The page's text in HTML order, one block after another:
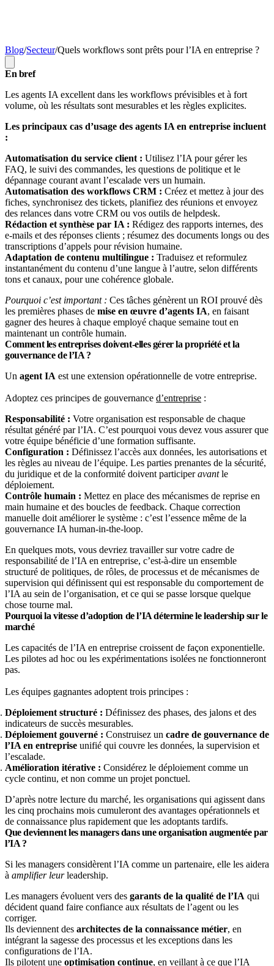
Blog/Secteur/Quels workflows sont prêts pour l’IA en entreprise ?
En bref
Les agents IA excellent dans les workflows prévisibles et à fort
volume, où les résultats sont mesurables et les règles explicites.
Les principaux cas d’usage des agents IA en entreprise incluent
:
Automatisation du service client : Utilisez l’IA pour gérer les
FAQ, le suivi des commandes, les questions de politique et le
dépannage courant avant l’escalade vers un humain.
Automatisation des workflows CRM : Créez et mettez à jour des
fiches, synchronisez des tickets, planifiez des réunions et envoyez
des relances dans votre CRM ou vos outils de helpdesk.
Rédaction et synthèse par IA : Rédigez des rapports internes, des
e-mails et des réponses clients ; résumez des documents longs ou des
transcriptions d’appels pour révision humaine.
Adaptation de contenu multilingue : Traduisez et reformulez
instantanément du contenu d’une langue à l’autre, selon différents
tons et canaux, pour une cohérence globale.
Pourquoi c’est important : Ces tâches génèrent un ROI prouvé dès
les premières phases de mise en œuvre d’agents IA, en faisant
gagner des heures à chaque employé chaque semaine tout en
maintenant un contrôle humain.
Comment les entreprises doivent-elles gérer la propriété et la
gouvernance de l’IA ?
Un agent IA est une extension opérationnelle de votre entreprise.
Adoptez ces principes de gouvernance d’entreprise :
Responsabilité : Votre organisation est responsable de chaque
résultat généré par l’IA. C’est pourquoi vous devez vous assurer que
votre équipe bénéficie d’une formation suffisante.
Configuration : Définissez l’accès aux données, les autorisations et
les règles au niveau de l’équipe. Les parties prenantes de la sécurité,
du juridique et de la conformité doivent participeravantle
déploiement.
Contrôle humain : Mettez en place des mécanismes de reprise en
main humaine et des boucles de feedback. Chaque correction
manuelle doit améliorer le système : c’est l’essence même de la
gouvernance IA human-in-the-loop.
En quelques mots, vous devriez travailler sur votre cadre de
responsabilité de l’IA en entreprise, c’est-à-dire un ensemble
structuré de politiques, de rôles, de processus et de mécanismes de
supervision qui définissent qui est responsable du comportement de
l’IA au sein de l’organisation, et ce qui se passe lorsque quelque
chose tourne mal.
Pourquoi la vitesse d’adoption de l’IA détermine le leadership sur le
marché
Les capacités de l’IA en entreprise croissent de façon exponentielle.
Les pilotes ad hoc ou les expérimentations isolées ne fonctionneront
pas.
Les équipes gagnantes adoptent trois principes :
Déploiement structuré : Définissez des phases, des jalons et des
indicateurs de succès mesurables.
Déploiement gouverné : Construisez un cadre de gouvernance de
l’IA en entreprise unifié qui couvre les données, la supervision et
l’escalade.
Amélioration itérative : Considérez le déploiement comme un
cycle continu, et non comme un projet ponctuel.
D’après notre lecture du marché, les organisations qui agissent dans
les cinq prochains mois cumuleront des avantages opérationnels et
de connaissance plus rapidement que les adoptants tardifs.
Que deviennent les managers dans une organisation augmentée par
l’IA ?
Si les managers considèrent l’IA comme un partenaire, elle les aidera
à amplifier leurleadership.
Les managers évoluent vers des garants de la qualité de l’IA qui
décident quand faire confiance aux résultats de l’agent ou les
corriger.
Ils deviennent des architectes de la connaissance métier, en
intégrant la sagesse des processus et les exceptions dans les
configurations de l’IA.
Ils pilotent une optimisation continue, en veillant à ce que l’IA